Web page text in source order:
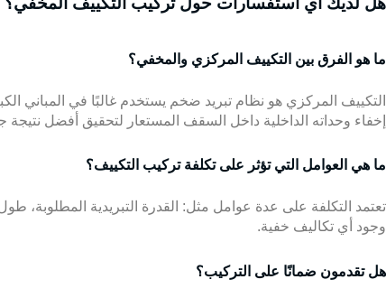
ما هو الفرق بين التكييف المركزي والمخفي؟
التكييف المركزي هو نظام تبريد ضخم يستخدم غالبًا في المباني
إخفاء وحداته الداخلية داخل السقف المستعار لتحقيق أفضل نتيجة
ما هي العوامل التي تؤثر على تكلفة تركيب التكييف؟
تعتمد التكلفة على عدة عوامل مثل: القدرة التبريدية
وجود أي تكاليف خفية.
هل تقدمون ضمانًا على التركيب؟